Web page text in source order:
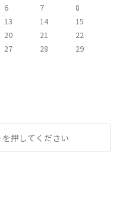
6 7
8
13 14
15
20 21
22
27 28
29